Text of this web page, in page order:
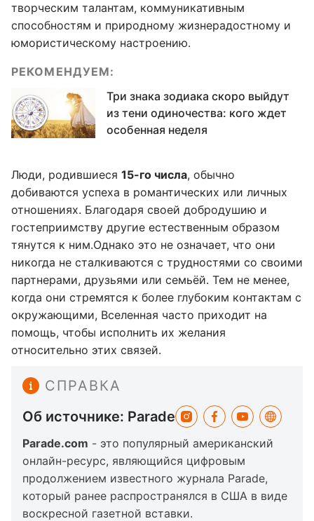
творческим талантам, коммуникативным
способностям и природному жизнерадостному и
юмористическому настроению.
РЕКОМЕНДУЕМ:
Три знака зодиака скоро выйдут
из тени одиночества: кого ждет
особенная неделя
Люди, родившиеся 15-го числа, обычно
добиваются успеха в романтических или личных
отношениях. Благодаря своей добродушию и
гостеприимству другие естественным образом
тянутся к ним.Однако это не означает, что они
никогда не сталкиваются с трудностями со своими
партнерами, друзьями или семьёй. Тем не менее,
когда они стремятся к более глубоким контактам с
окружающими, Вселенная часто приходит на
помощь, чтобы исполнить их желания
относительно этих связей.
СПРАВКА
Об источнике: Parade
Parade.com - это популярный американский
онлайн-ресурс, являющийся цифровым
продолжением известного журнала Parade,
который ранее распространялся в США в виде
воскресной газетной вставки.